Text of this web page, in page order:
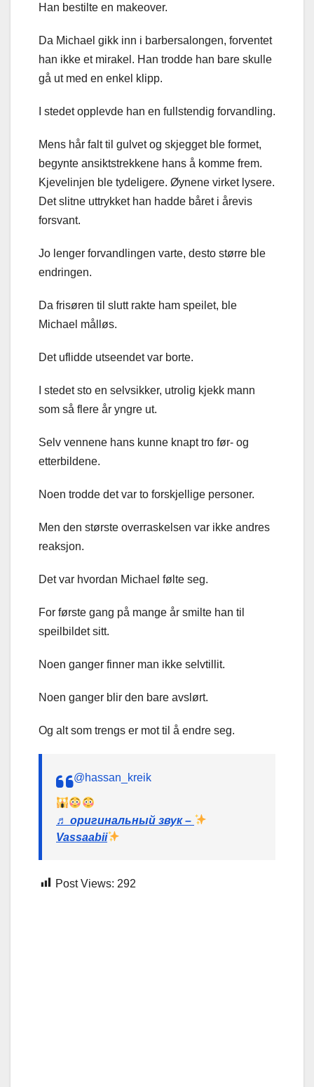
Han bestilte en makeover.
Da Michael gikk inn i barbersalongen, forventet
han ikke et mirakel. Han trodde han bare skulle
gå ut med en enkel klipp.
I stedet opplevde han en fullstendig forvandling.
Mens hår falt til gulvet og skjegget ble formet,
begynte ansiktstrekkene hans å komme frem.
Kjevelinjen ble tydeligere. Øynene virket lysere.
Det slitne uttrykket han hadde båret i årevis
forsvant.
Jo lenger forvandlingen varte, desto større ble
endringen.
Da frisøren til slutt rakte ham speilet, ble
Michael målløs.
Det uflidde utseendet var borte.
I stedet sto en selvsikker, utrolig kjekk mann
som så flere år yngre ut.
Selv vennene hans kunne knapt tro før- og
etterbildene.
Noen trodde det var to forskjellige personer.
Men den største overraskelsen var ikke andres
reaksjon.
Det var hvordan Michael følte seg.
For første gang på mange år smilte han til
speilbildet sitt.
Noen ganger finner man ikke selvtillit.
Noen ganger blir den bare avslørt.
Og alt som trengs er mot til å endre seg.
@hassan_kreik
♬ оригинальный звук –
Vassaabii
Post Views: 292